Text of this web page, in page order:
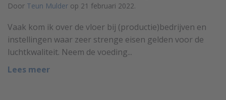
Door Teun Mulder op 21 februari 2022.
Vaak kom ik over de vloer bij (productie)bedrijven en
instellingen waar zeer strenge eisen gelden voor de
luchtkwaliteit. Neem de voeding...
Lees meer